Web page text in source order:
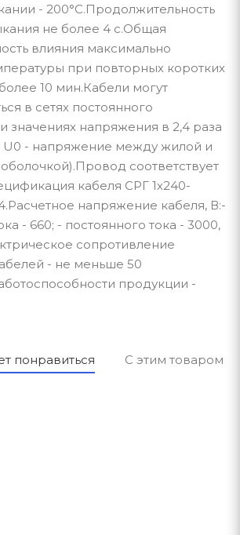
- 200°С.Продолжительность
не более 4 с.Общая
влияния максимально
при повторных коротких
10 мин.Кабели могут
в сетях постоянного
значениях напряжения в 2,4 раза
U0 - напряжение между жилой и
соответствует
кабеля СРГ 1х240-
напряжение кабеля, В:-
- 660; - постоянного тока - 3000,
сопротивление
- не меньше 50
продукции -
понравиться С этим товаром